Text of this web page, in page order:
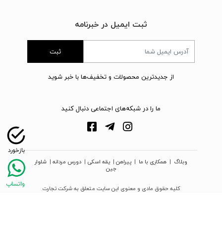
ثبت ایمیل در خبرنامه
ثبت
از جدیدترین محصولات و تخفیف‌ها با خبر شوید
ما را در شبکه‌های اجتماعی دنبال کنید
وبلاگ | همکاری با ما | پیراهن | یقه اسکی | دورس مردانه | شلوار
جین
کلیه حقوق مادی و معنوی این سایت متعلق به شرکت تجارت